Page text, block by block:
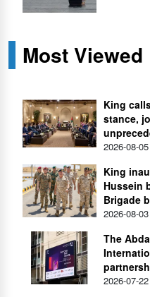
Most Viewed
King
stance,
2026-08-05
King
Hussein
Brigade
2026-08-03
The
2026-07-22